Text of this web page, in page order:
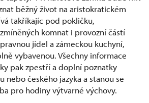
běžný život na aristokratickém
takříkajíc pod pokličku,
komnat i provozní částí
jídel a zámeckou kuchyní,
vybavenou. Všechny informace
pak zpestří a doplní poznatky
nebo českého jazyka a stanou se
pro hodiny výtvarné výchovy.